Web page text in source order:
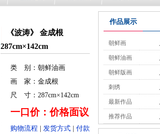
《波涛》 金成根
287cm×142cm
类 别：朝鲜油画
画 家：金成根
尺 寸：287cm×142cm
一口价：价格面议
购物流程 发货方式| 付款
作品展示
朝鲜画
朝鲜油画
朝鲜版画
刺绣
最新作品
推荐作品